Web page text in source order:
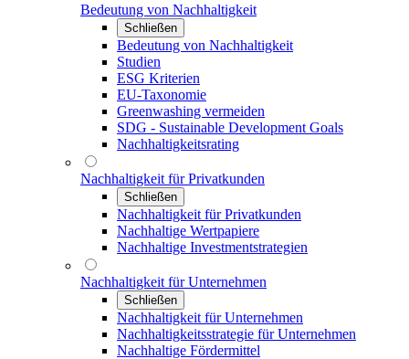
Bedeutung von Nachhaltigkeit
Schließen
Bedeutung von Nachhaltigkeit
Studien
ESG Kriterien
EU-Taxonomie
Greenwashing vermeiden
SDG - Sustainable Development Goals
Nachhaltigkeitsrating
Nachhaltigkeit für Privatkunden
Schließen
Nachhaltigkeit für Privatkunden
Nachhaltige Wertpapiere
Nachhaltige Investmentstrategien
Nachhaltigkeit für Unternehmen
Schließen
Nachhaltigkeit für Unternehmen
Nachhaltigkeitsstrategie für Unternehmen
Nachhaltige Fördermittel